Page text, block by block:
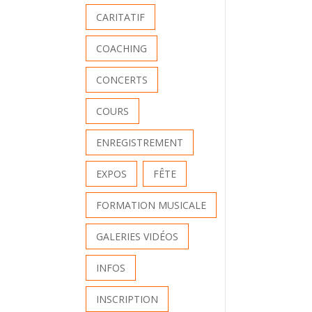
CARITATIF
COACHING
CONCERTS
COURS
ENREGISTREMENT
EXPOS FÊTE
FORMATION MUSICALE
GALERIES VIDÉOS
INFOS
INSCRIPTION